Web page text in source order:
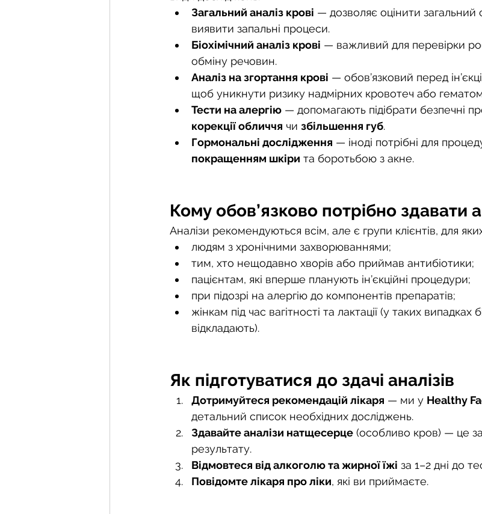
Загальний аналіз крові — дозволяє оцінити загальний
виявити запальні процеси.
Біохімічний аналіз крові — важливий для перевірки
обміну речовин.
Аналіз на згортання крові — обов’язковий перед
щоб уникнути ризику надмірних кровотеч або
Тести на алергію — допомагають підібрати безпечні
корекції обличчя чи збільшення губ.
Гормональні дослідження — іноді потрібні для
покращенням шкіри та боротьбою з акне.
Кому обов’язково потрібно здавати
Аналізи рекомендуються всім, але є групи клієнтів, для
людям з хронічними захворюваннями;
тим, хто нещодавно хворів або приймав антибіотики;
пацієнтам, які вперше планують ін’єкційні процедури;
при підозрі на алергію до компонентів препаратів;
жінкам під час вагітності та лактації (у таких випадках
відкладають).
Як підготуватися до здачі аналізів
Дотримуйтеся рекомендацій лікаря — ми у Healthy
детальний список необхідних досліджень.
Здавайте аналізи натщесерце (особливо кров) — це
результату.
Відмовтеся від алкоголю та жирної їжі за 1–2 дні до
Повідомте лікаря про ліки, які ви приймаєте.